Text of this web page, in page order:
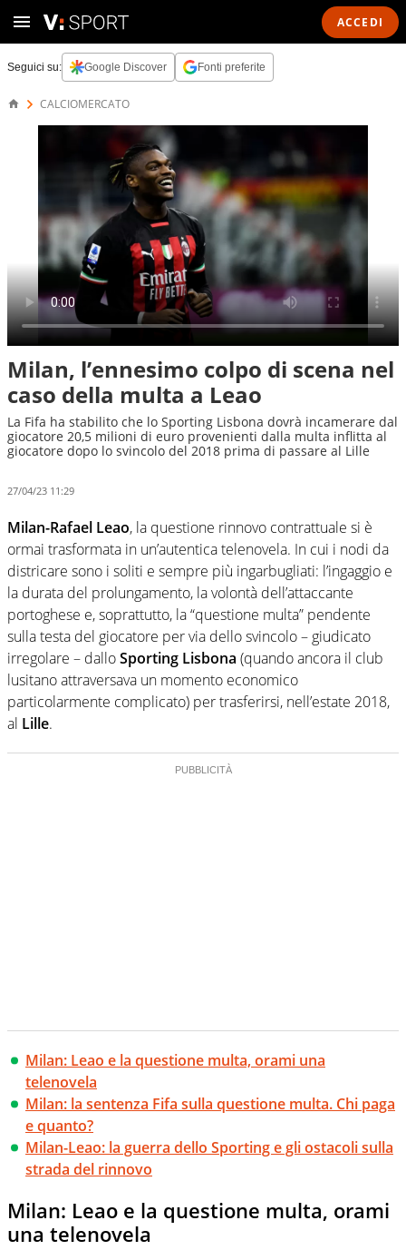
ACCEDI
Seguici su: Google Discover Fonti preferite
CALCIOMERCATO
Milan, l’ennesimo colpo di scena nel
caso della multa a Leao
La Fifa ha stabilito che lo Sporting Lisbona dovrà incamerare dal
giocatore 20,5 milioni di euro provenienti dalla multa inflitta al
giocatore dopo lo svincolo del 2018 prima di passare al Lille
27/04/23 11:29
Milan-Rafael Leao, la questione rinnovo contrattuale si è
ormai trasformata in un’autentica telenovela. In cui i nodi da
districare sono i soliti e sempre più ingarbugliati: l’ingaggio e
la durata del prolungamento, la volontà dell’attaccante
portoghese e, soprattutto, la “questione multa” pendente
sulla testa del giocatore per via dello svincolo – giudicato
irregolare – dalloSporting Lisbona (quando ancora il club
lusitano attraversava un momento economico
particolarmente complicato) per trasferirsi, nell’estate 2018,
al Lille.
Milan: Leao e la questione multa, orami una
telenovela
Milan: la sentenza Fifa sulla questione multa. Chi paga
e quanto?
Milan-Leao: la guerra dello Sporting e gli ostacoli sulla
strada del rinnovo
Milan: Leao e la questione multa, orami
una telenovela